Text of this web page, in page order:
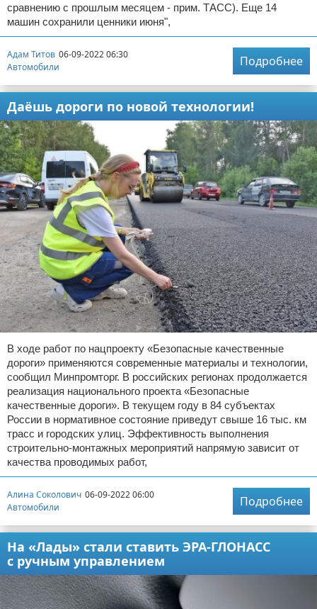
сравнению с прошлым месяцем - прим. ТАСС). Еще 14
машин сохранили ценники июня",
Адам Титов 06-09-2022 06:30
Автомобили
Подробнее
Даёшь дороги по новой технологии!
В ходе работ по нацпроекту «Безопасные качественные
дороги» применяются современные материалы и технологии,
сообщил Минпромторг. В российских регионах продолжается
реализация национального проекта «Безопасные
качественные дороги». В текущем году в 84 субъектах
России в нормативное состояние приведут свыше 16 тыс. км
трасс и городских улиц. Эффективность выполнения
строительно-монтажных мероприятий напрямую зависит от
качества проводимых работ,
Алина Соколович 06-09-2022 06:00
Автомобили
Подробнее
На «Лады» стали ставить ЭРА-ГЛОНАСС
с ручным управлением